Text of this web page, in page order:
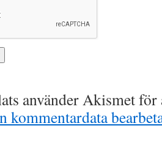
använder Akismet
kommentardata